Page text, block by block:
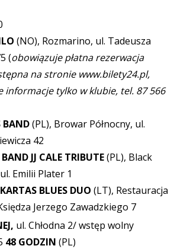
(NO), Rozmarino, ul. Tadeusza
(obowiązuje płatna rezerwacja
na stronie www.bilety24.pl,
informacje tylko w klubie, tel. 87 566
BAND(PL), Browar Północny, ul.
42
JJ CALE TRIBUTE(PL), Black
Emilii Plater 1
BLUES DUO (LT), Restauracja
Jerzego Zawadzkiego 7
ul. Chłodna 2/ wstęp wolny
48 GODZIN (PL)